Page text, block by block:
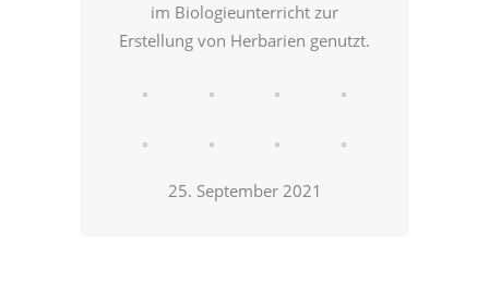
im Biologieunterricht zur
Erstellung von Herbarien genutzt.
25. September 2021